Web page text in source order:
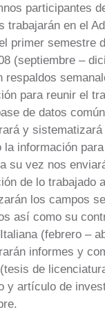
participantes
trabajarán en el
primer semestre
(septiembre –
respaldos
para reunir el
de datos
y
la información
su vez nos
de lo trabajado
los campos
así como su
(febrero –
informes y
de
y artículo de